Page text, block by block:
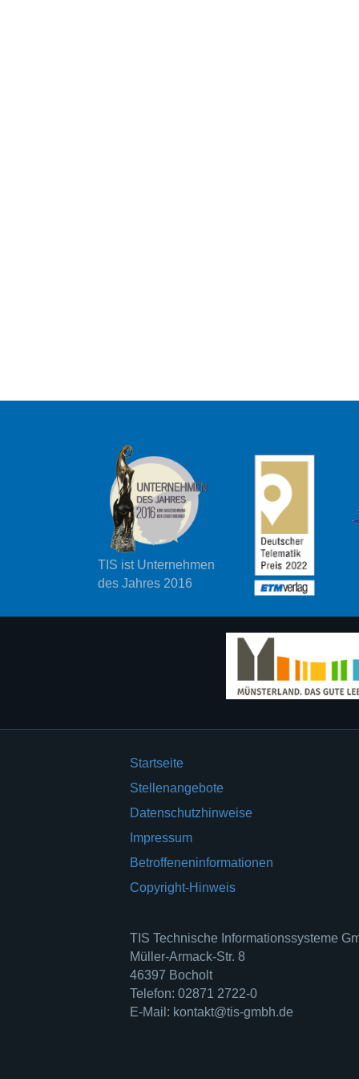
TIS ist Unternehmen
des Jahres 2016
Startseite
Stellenangebote
Datenschutzhinweise
Impressum
Betroffeneninformationen
Copyright-Hinweis
TIS Technische Informationssysteme
Müller-Armack-Str. 8
46397 Bocholt
Telefon: 02871 2722-0
E-Mail: kontakt@tis-gmbh.de